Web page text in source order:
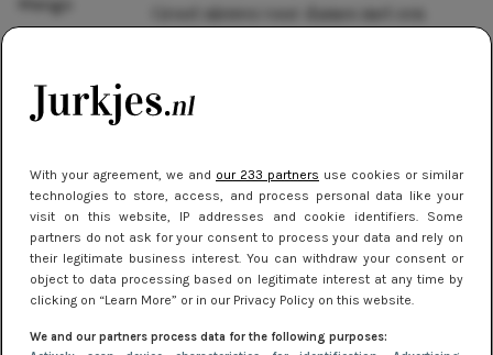
With your agreement, we and our 233 partners use cookies or similar
technologies to store, access, and process personal data like your
visit on this website, IP addresses and cookie identifiers. Some
partners do not ask for your consent to process your data and rely on
their legitimate business interest. You can withdraw your consent or
object to data processing based on legitimate interest at any time by
clicking on “Learn More” or in our Privacy Policy on this website.
We and our partners process data for the following purposes:
Groot nieuws voor dames met een
Mango lookbook: de lente 2013
KORTINGSCODES
12 redenen waarom we zo graag bij
ASOS shoppen
KORTINGSCODES
Vandaag: tot 40% korting met de